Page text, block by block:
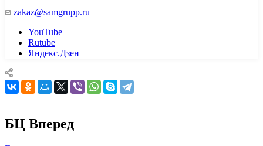
zakaz@samgrupp.ru
YouTube
Rutube
Яндекс.Дзен
БЦ Вперед